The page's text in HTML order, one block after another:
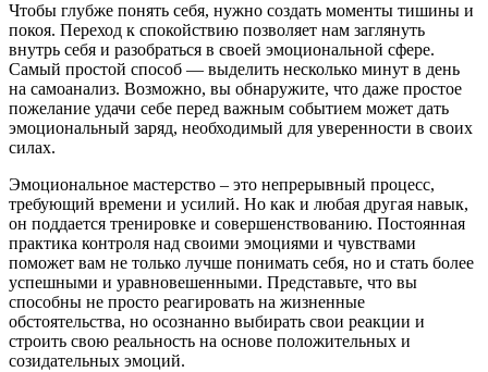
Чтобы глубже понять себя, нужно создать моменты тишины и
покоя. Переход к спокойствию позволяет нам заглянуть
внутрь себя и разобраться в своей эмоциональной сфере.
Самый простой способ — выделить несколько минут в день
на самоанализ. Возможно, вы обнаружите, что даже простое
пожелание удачи себе перед важным событием может дать
эмоциональный заряд, необходимый для уверенности в своих
силах.
Эмоциональное мастерство – это непрерывный процесс,
требующий времени и усилий. Но как и любая другая навык,
он поддается тренировке и совершенствованию. Постоянная
практика контроля над своими эмоциями и чувствами
поможет вам не только лучше понимать себя, но и стать более
успешными и уравновешенными. Представьте, что вы
способны не просто реагировать на жизненные
обстоятельства, но осознанно выбирать свои реакции и
строить свою реальность на основе положительных и
созидательных эмоций.